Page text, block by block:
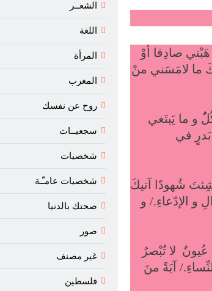
صادِقا أوْ
ما لامَسَني منْ
و ما يَبتَغي
بَدرٍ في
شُهودًا آتيكَ
و الإدّعاءِ./ و
لا تُبْصرُ
آيَةً منَ
الشعــر
اللغة
المرأة
المغرب
روح عن نفسك
سجعيــات
شخصيات
شخصيات عامـّـة
صحتك بالدنيا
صور
غير مصنف
فلسطين